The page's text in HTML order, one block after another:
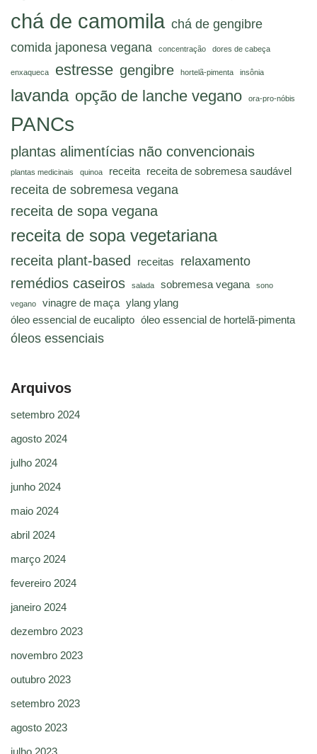
chá de camomila chá de gengibre
comida japonesa vegana
concentração dores de cabeça
enxaqueca estresse gengibre hortelã-pimenta insônia
lavanda opção de lanche vegano ora-pro-nóbis
PANCs
plantas alimentícias não convencionais
plantas medicinais quinoa receita receita de sobremesa saudável
receita de sobremesa vegana
receita de sopa vegana
receita de sopa vegetariana
receita plant-based receitas relaxamento
remédios caseiros salada sobremesa vegana sono
vegano vinagre de maça ylang ylang
óleo essencial de eucalipto óleo essencial de hortelã-pimenta
óleos essenciais
Arquivos
setembro 2024
agosto 2024
julho 2024
junho 2024
maio 2024
abril 2024
março 2024
fevereiro 2024
janeiro 2024
dezembro 2023
novembro 2023
outubro 2023
setembro 2023
agosto 2023
julho 2023